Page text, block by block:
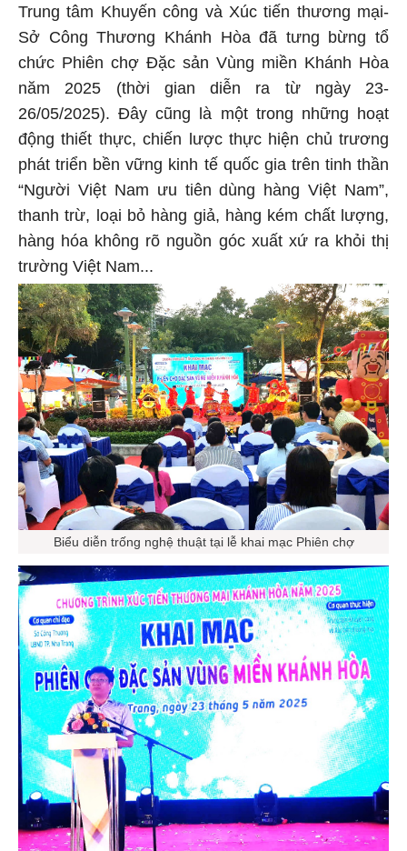
Trung tâm Khuyến công và Xúc tiến thương mại-
Sở Công Thương Khánh Hòa đã tưng bừng tổ
chức Phiên chợ Đặc sản Vùng miền Khánh Hòa
năm 2025 (thời gian diễn ra từ ngày 23-
26/05/2025). Đây cũng là một trong những hoạt
động thiết thực, chiến lược thực hiện chủ trương
phát triển bền vững kinh tế quốc gia trên tinh thần
“Người Việt Nam ưu tiên dùng hàng Việt Nam”,
thanh trừ, loại bỏ hàng giả, hàng kém chất lượng,
hàng hóa không rõ nguồn góc xuất xứ ra khỏi thị
trường Việt Nam...
Biểu diễn trống nghệ thuật tại lễ khai mạc Phiên chợ